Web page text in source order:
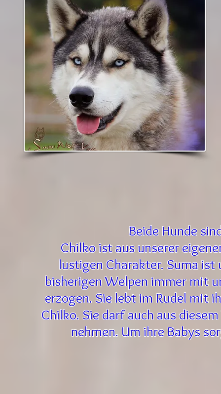
Beide Hunde
Chilko ist aus unserer
lustigen Charakter. Suma ist
bisherigen Welpen immer mit
erzogen. Sie lebt im Rudel mit
Chilko. Sie darf auch aus
nehmen. Um ihre Babys